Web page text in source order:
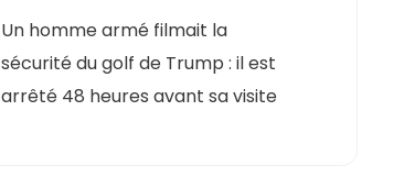
Un homme armé filmait la
sécurité du golf de Trump : il est
arrêté 48 heures avant sa visite